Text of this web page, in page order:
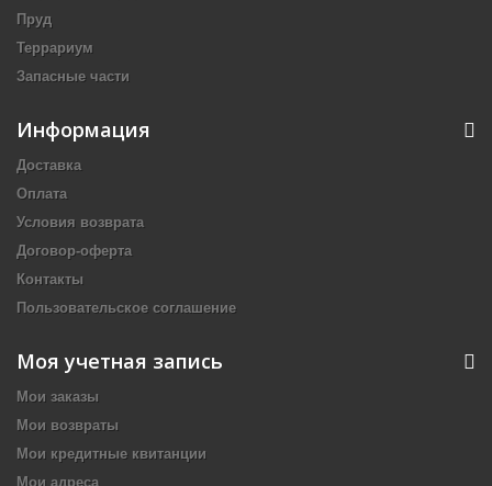
Пруд
Террариум
Запасные части
Информация
Доставка
Оплата
Условия возврата
Договор-оферта
Контакты
Пользовательское соглашение
Моя учетная запись
Мои заказы
Мои возвраты
Мои кредитные квитанции
Мои адреса